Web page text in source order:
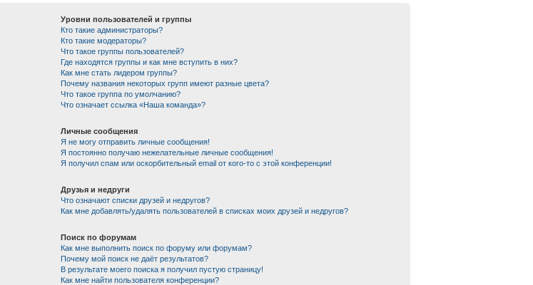
Уровни пользователей и группы
Кто такие администраторы?
Кто такие модераторы?
Что такое группы пользователей?
Где находятся группы и как мне вступить в них?
Как мне стать лидером группы?
Почему названия некоторых групп имеют разные цвета?
Что такое группа по умолчанию?
Что означает ссылка «Наша команда»?
Личные сообщения
Я не могу отправить личные сообщения!
Я постоянно получаю нежелательные личные сообщения!
Я получил спам или оскорбительный email от кого-то с этой конференции!
Друзья и недруги
Что означают списки друзей и недругов?
Как мне добавлять/удалять пользователей в списках моих друзей и недругов?
Поиск по форумам
Как мне выполнить поиск по форуму или форумам?
Почему мой поиск не даёт результатов?
В результате моего поиска я получил пустую страницу!
Как мне найти пользователя конференции?